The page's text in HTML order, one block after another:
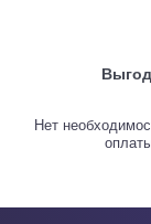
Нет